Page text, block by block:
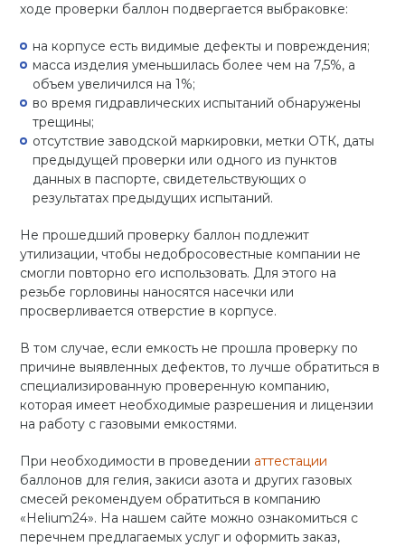
ходе проверки баллон подвергается выбраковке:
на корпусе есть видимые дефекты и повреждения;
масса изделия уменьшилась более чем на 7,5%, а
объем увеличился на 1%;
во время гидравлических испытаний обнаружены
трещины;
отсутствие заводской маркировки, метки ОТК, даты
предыдущей проверки или одного из пунктов
данных в паспорте, свидетельствующих о
результатах предыдущих испытаний.
Не прошедший проверку баллон подлежит
утилизации, чтобы недобросовестные компании не
смогли повторно его использовать. Для этого на
резьбе горловины наносятся насечки или
просверливается отверстие в корпусе.
В том случае, если емкость не прошла проверку по
причине выявленных дефектов, то лучше обратиться в
специализированную проверенную компанию,
которая имеет необходимые разрешения и лицензии
на работу с газовыми емкостями.
При необходимости в проведении аттестации
баллонов для гелия, закиси азота и других газовых
смесей рекомендуем обратиться в компанию
«Helium24». На нашем сайте можно ознакомиться с
перечнем предлагаемых услуг и оформить заказ,